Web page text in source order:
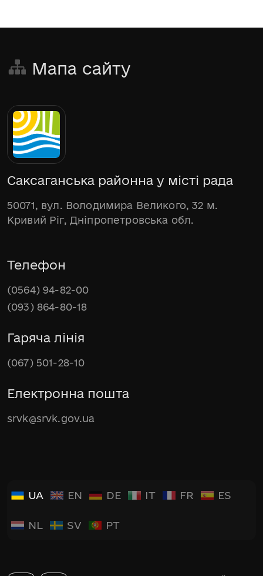
Мапа сайту
Саксаганська районна у місті рада
50071, вул. Володимира Великого, 32 м.
Кривий Ріг, Дніпропетровська обл.
Телефон
(0564) 94-82-00
(093) 864-80-18
Гаряча лінія
(067) 501-28-10
Електронна пошта
srvk@srvk.gov.ua
UA EN DE IT FR ES
NL SV PT